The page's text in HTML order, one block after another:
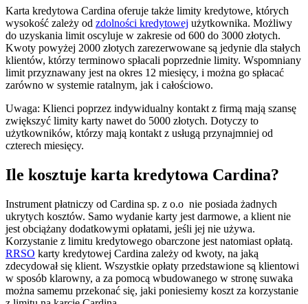
Karta kredytowa Cardina oferuje także limity kredytowe, których
wysokość zależy od zdolności kredytowej użytkownika. Możliwy
do uzyskania limit oscyluje w zakresie od 600 do 3000 złotych.
Kwoty powyżej 2000 złotych zarezerwowane są jedynie dla stałych
klientów, którzy terminowo spłacali poprzednie limity. Wspomniany
limit przyznawany jest na okres 12 miesięcy, i można go spłacać
zarówno w systemie ratalnym, jak i całościowo.
Uwaga: Klienci poprzez indywidualny kontakt z firmą mają szansę
zwiększyć limity karty nawet do 5000 złotych. Dotyczy to
użytkowników, którzy mają kontakt z usługą przynajmniej od
czterech miesięcy.
Ile kosztuje karta kredytowa Cardina?
Instrument płatniczy od Cardina sp. z o.o nie posiada żadnych
ukrytych kosztów. Samo wydanie karty jest darmowe, a klient nie
jest obciążany dodatkowymi opłatami, jeśli jej nie używa.
Korzystanie z limitu kredytowego obarczone jest natomiast opłatą.
RRSO karty kredytowej Cardina zależy od kwoty, na jaką
zdecydował się klient. Wszystkie opłaty przedstawione są klientowi
w sposób klarowny, a za pomocą wbudowanego w stronę suwaka
można samemu przekonać się, jaki poniesiemy koszt za korzystanie